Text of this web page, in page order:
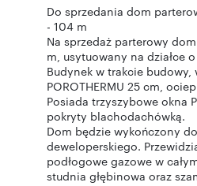
Do sprzedania dom
- 104 m
Na sprzedaż parterowy
m, usytuowany na działce
Budynek w trakcie budowy,
POROTHERMU 25 cm,
Posiada trzyszybowe okna
pokryty blachodachówką.
Dom będzie wykończony
deweloperskiego.
podłogowe gazowe w
studnia głębinowa oraz